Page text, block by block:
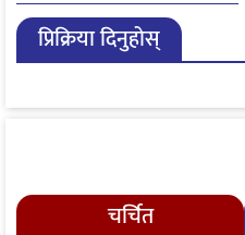
नेपाली समयअनुसार दिउँसो ३
बजे सुरु हुने
प्रिक्रिया दिनुहोस्
चर्चित